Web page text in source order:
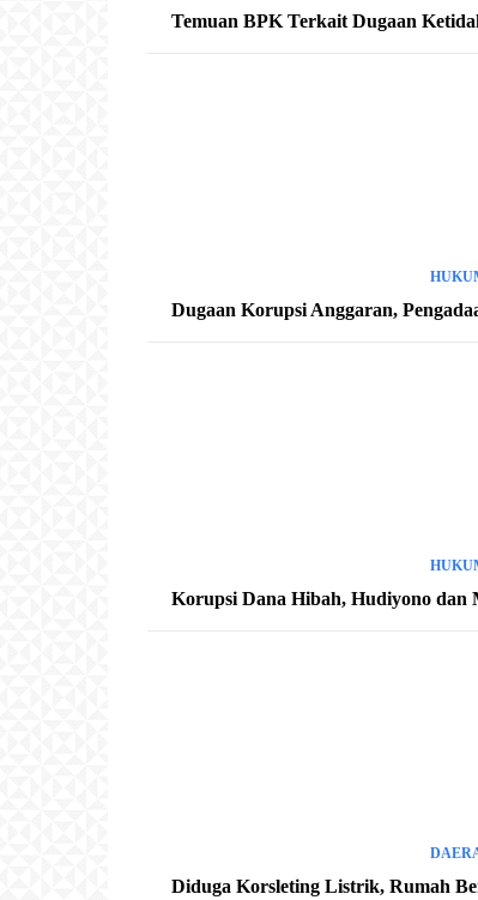
Temuan BPK Terkait Dugaan
Dugaan Korupsi Anggaran,
Korupsi Dana Hibah, Hudiyono dan
Diduga Korsleting Listrik, Rumah